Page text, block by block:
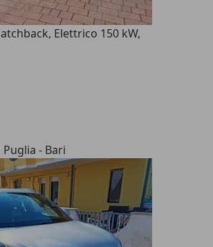
Elettrico 150 kW,
- Bari